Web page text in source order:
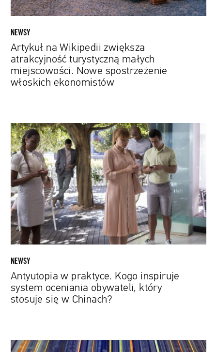
spostrzeżenie
włoskich
ekonomistów
NEWSY
Artykuł na Wikipedii zwiększa
atrakcyjność turystyczną małych
miejscowości. Nowe spostrzeżenie
włoskich ekonomistów
Antyutopia
w
praktyce.
Kogo
inspiruje
system
oceniania
obywateli,
który
stosuje
się
w
NEWSY
Antyutopia w praktyce. Kogo inspiruje
system oceniania obywateli, który
stosuje się w Chinach?
„Coronation”,